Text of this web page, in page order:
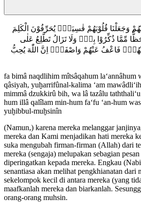
وَجَعَلْنَا قُلُوْبَهُمْ قٰسِيَةًۚ يُحَرِّفُوْنَ الْكَلِمَ
مِّمَّا ذُكِّرُوْا بِهٖۚ وَلَا تَزَالُ تَطَّلِعُ عَلٰى
مِّنْهُمْۖ فَاعْفُ عَنْهُمْ وَاصْفَحْۗ اِنَّ اللّٰهَ يُحِبُّ
fa bimâ naqdlihim mîtsâqahum la‘annâhum
qâsiyah, yuḫarrifûnal-kalima ‘am
mimmâ dzukkirû bih, wa lâ tazâlu
hum illâ qalîlam min-hum fa‘fu ‘an-hum
yuḫibbul-muḫsinîn
(Namun,) karena mereka melanggar
mereka dan Kami menjadikan hati mereka
suka mengubah firman-firman (Allah) dari
mereka (sengaja) melupakan sebagian
diperingatkan kepada mereka. Engkau
senantiasa akan melihat pengkhianatan dari
sekelompok kecil di antara mereka (yang
maafkanlah mereka dan biarkanlah.
orang-orang muhsin.